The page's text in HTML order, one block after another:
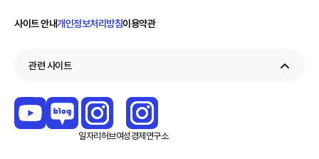
사이트 안내개인정보처리방침이용약관
관련 사이트
일자리 허브여성경제 연구소